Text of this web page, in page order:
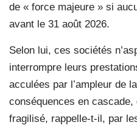
de « force majeure » si
avant le 31 août 2026.
Selon lui, ces sociétés
interrompre leurs
acculées par l’ampleur de
conséquences en
fragilisé, rappelle-t-il, par